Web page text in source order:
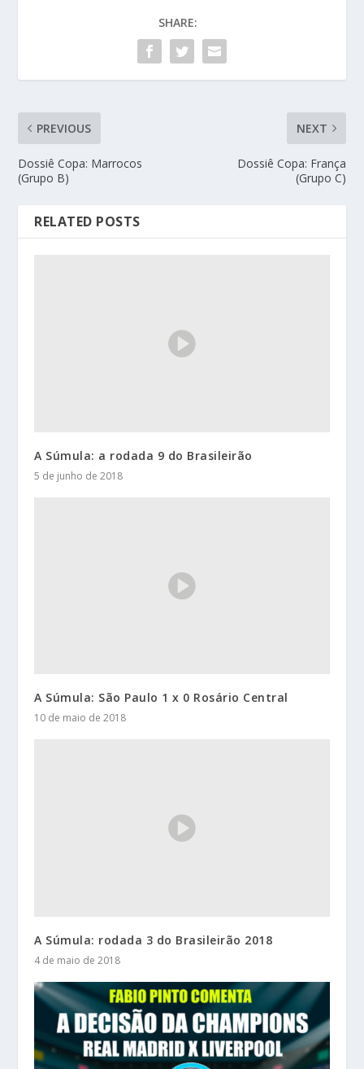
SHARE:
PREVIOUS
Dossiê Copa: Marrocos
(Grupo B)
NEXT
Dossiê Copa: França
(Grupo C)
RELATED POSTS
A Súmula: a rodada 9 do Brasileirão
5 de junho de 2018
A Súmula: São Paulo 1 x 0 Rosário Central
10 de maio de 2018
A Súmula: rodada 3 do Brasileirão 2018
4 de maio de 2018